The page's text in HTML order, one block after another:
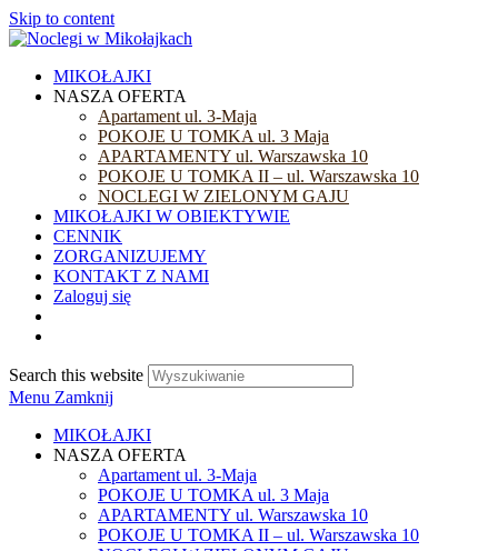
Skip to content
MIKOŁAJKI
NASZA OFERTA
Apartament ul. 3-Maja
POKOJE U TOMKA ul. 3 Maja
APARTAMENTY ul. Warszawska 10
POKOJE U TOMKA II – ul. Warszawska 10
NOCLEGI W ZIELONYM GAJU
MIKOŁAJKI W OBIEKTYWIE
CENNIK
ZORGANIZUJEMY
KONTAKT Z NAMI
Zaloguj się
Search this website
Menu Zamknij
MIKOŁAJKI
NASZA OFERTA
Apartament ul. 3-Maja
POKOJE U TOMKA ul. 3 Maja
APARTAMENTY ul. Warszawska 10
POKOJE U TOMKA II – ul. Warszawska 10